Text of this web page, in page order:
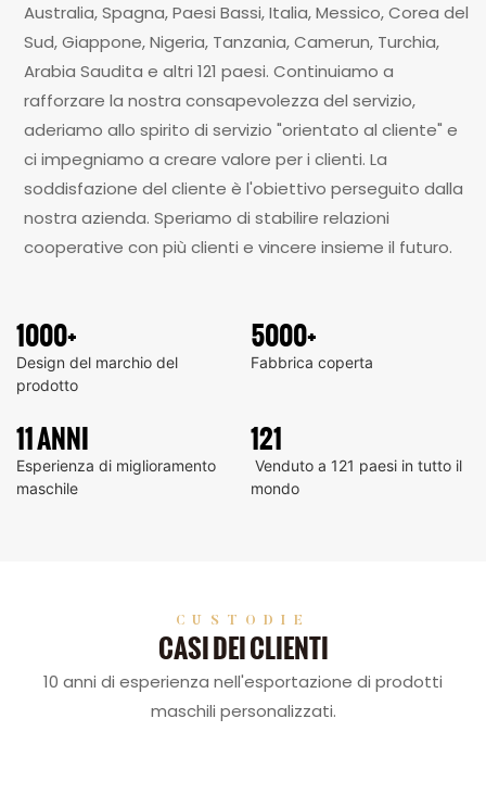
Australia, Spagna, Paesi Bassi, Italia, Messico, Corea del
Sud, Giappone, Nigeria, Tanzania, Camerun, Turchia,
Arabia Saudita e altri 121 paesi. Continuiamo a
rafforzare la nostra consapevolezza del servizio,
aderiamo allo spirito di servizio "orientato al cliente" e
ci impegniamo a creare valore per i clienti. La
soddisfazione del cliente è l'obiettivo perseguito dalla
nostra azienda. Speriamo di stabilire relazioni
cooperative con più clienti e vincere insieme il futuro.
1000+
Design del marchio del
prodotto
5000+
Fabbrica coperta
11 ANNI
Esperienza di miglioramento
maschile
121
Venduto a 121 paesi in tutto il
mondo
CUSTODIE
CASI DEI CLIENTI
10 anni di esperienza nell'esportazione di prodotti
maschili personalizzati.